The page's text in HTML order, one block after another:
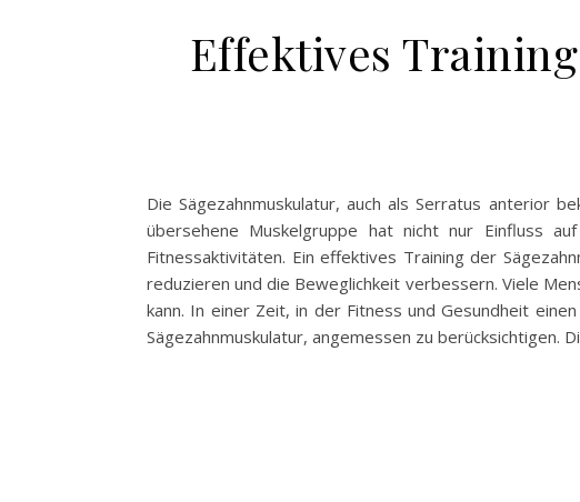
Effektives
Die Sägezahnmuskulatur, auch als Serratus anterior
übersehene Muskelgruppe hat nicht nur Einfluss
Fitnessaktivitäten. Ein effektives Training der
reduzieren und die Beweglichkeit verbessern. Viele
kann. In einer Zeit, in der Fitness und Gesundheit
Sägezahnmuskulatur, angemessen zu berücksichtigen.